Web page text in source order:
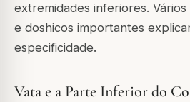
extremidades inferiores.
e doshicos importantes
especificidade.
Vata e a Parte Inferior do